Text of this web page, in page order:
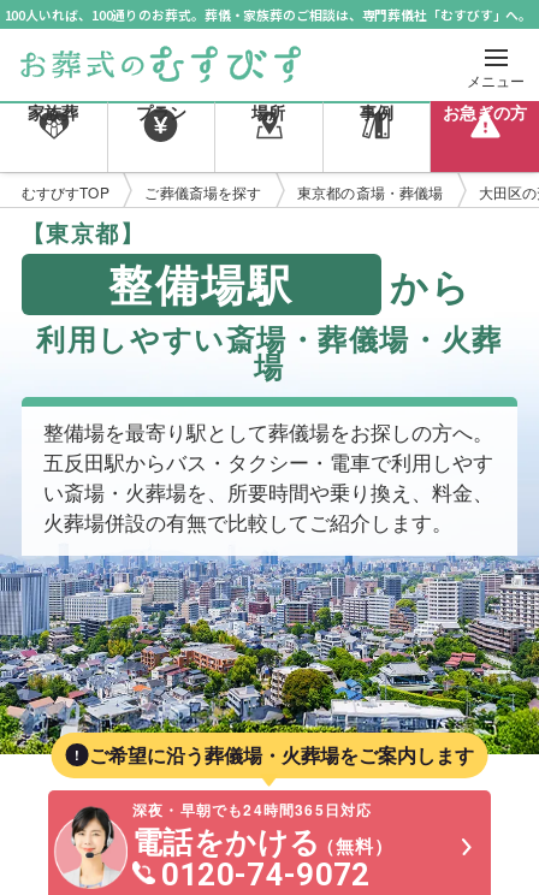
100人いれば、100通りのお葬式。葬儀・家族葬のご相談は、専門葬儀社「むすびす」へ。
メニュー
家族葬 プラン 場所 事例 お急ぎの方
むすびすTOP ご葬儀斎場を探す 東京都の斎場・葬儀場 大田区
【東京都】
整備場駅 から
利用しやすい斎場・葬儀場・火葬
場
整備場を最寄り駅として葬儀場をお探しの方へ。
五反田駅からバス・タクシー・電車で利用しやす
い斎場・火葬場を、所要時間や乗り換え、料金、
火葬場併設の有無で比較してご紹介します。
ご希望に沿う葬儀場・火葬場をご案内します
深夜・早朝でも24時間365日対応
電話をかける（無料）
0120-74-9072